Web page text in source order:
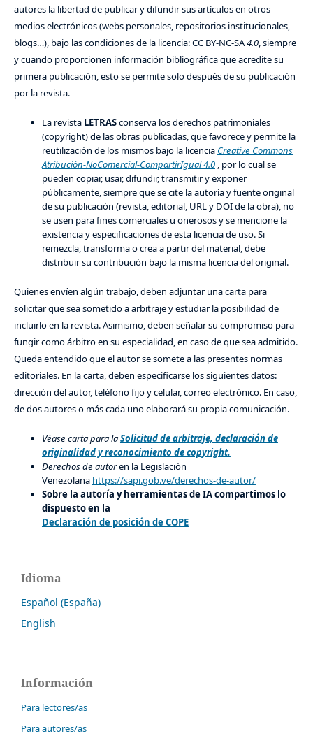
autores la libertad de publicar y difundir sus artículos en otros
medios electrónicos (webs personales, repositorios institucionales,
blogs…), bajo las condiciones de la licencia: CC BY-NC-SA4.0, siempre
y cuando proporcionen información bibliográfica que acredite su
primera publicación, esto se permite solo después de su publicación
por la revista.
La revista LETRASconserva los derechos patrimoniales
(copyright) de las obras publicadas, que favorece y permite la
reutilización de los mismos bajo la licencia Creative Commons
Atribución-NoComercial-CompartirIgual 4.0, por lo cual se
pueden copiar, usar, difundir, transmitir y exponer
públicamente, siempre que se cite la autoría y fuente original
de su publicación (revista, editorial, URL y DOI de la obra), no
se usen para fines comerciales u onerosos y se mencione la
existencia y especificaciones de esta licencia de uso. Si
remezcla, transforma o crea a partir del material, debe
distribuir su contribución bajo la misma licencia del original.
Quienes envíen algún trabajo, deben adjuntar una carta para
solicitar que sea sometido a arbitraje y estudiar la posibilidad de
incluirlo en la revista. Asimismo, deben señalar su compromiso para
fungir como árbitro en su especialidad, en caso de que sea admitido.
Queda entendido que el autor se somete a las presentes normas
editoriales. En la carta, deben especificarse los siguientes datos:
dirección del autor, teléfono fijo y celular, correo electrónico. En caso,
de dos autores o más cada uno elaborará su propia comunicación.
Véase carta para laSolicitud de arbitraje, declaración de
originalidad y reconocimiento de copyright.
Derechos de autoren la Legislación
Venezolana https://sapi.gob.ve/derechos-de-autor/
Sobre la autoría y herramientas de IA compartimos lo
dispuesto en la
Declaración de posición de COPE
Idioma
Español (España)
English
Información
Para lectores/as
Para autores/as